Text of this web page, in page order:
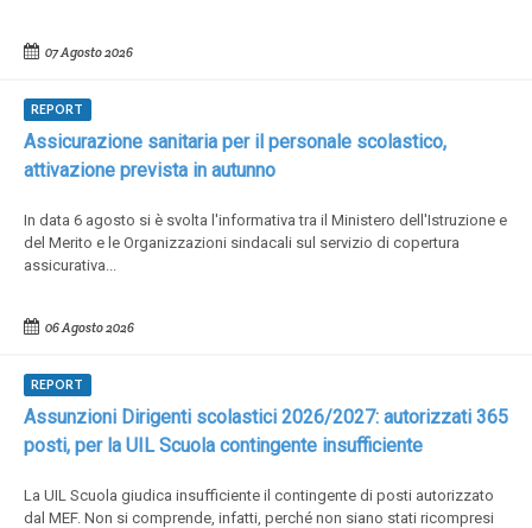
07 Agosto 2026
REPORT
Assicurazione sanitaria per il personale scolastico,
attivazione prevista in autunno
In data 6 agosto si è svolta l'informativa tra il Ministero dell'Istruzione e
del Merito e le Organizzazioni sindacali sul servizio di copertura
assicurativa...
06 Agosto 2026
REPORT
Assunzioni Dirigenti scolastici 2026/2027: autorizzati 365
posti, per la UIL Scuola contingente insufficiente
La UIL Scuola giudica insufficiente il contingente di posti autorizzato
dal MEF. Non si comprende, infatti, perché non siano stati ricompresi